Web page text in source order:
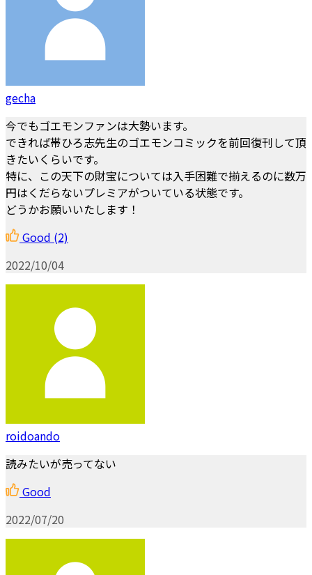
gecha
今でもゴエモンファンは大勢います。
できれば帯ひろ志先生のゴエモンコミックを前回復刊して頂
きたいくらいです。
特に、この天下の財宝については入手困難で揃えるのに数万
円はくだらないプレミアがついている状態です。
どうかお願いいたします！
Good (2)
2022/10/04
roidoando
読みたいが売ってない
Good
2022/07/20